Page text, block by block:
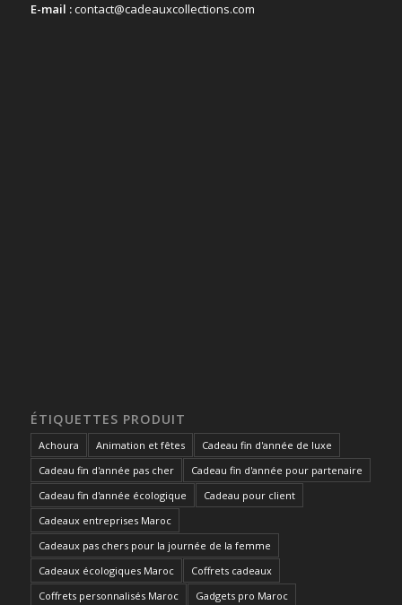
E-mail :contact@cadeauxcollections.com
ÉTIQUETTES PRODUIT
Achoura Animation et fêtes
Cadeau fin d'année de luxe
Cadeau fin d'année pas cher
Cadeau fin d'année pour partenaire
Cadeau fin d'année écologique
Cadeau pour client
Cadeaux entreprises Maroc
Cadeaux pas chers pour la journée de la femme
Cadeaux écologiques Maroc
Coffrets cadeaux
Coffrets personnalisés Maroc
Gadgets pro Maroc